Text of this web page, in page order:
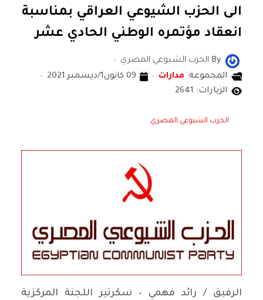
الى الحزب الشيوعي العراقي بمناسبة
انعقاد مؤتمره الوطني الحادي عشر
By الحزب الشيوعي المصري
المجموعة: مدارات
09 كانون1/ديسمبر 2021
الزيارات: 2641
الحزب الشيوعي المصري
الرفيق / رائد فهمي – سكرتير اللجنة المركزية